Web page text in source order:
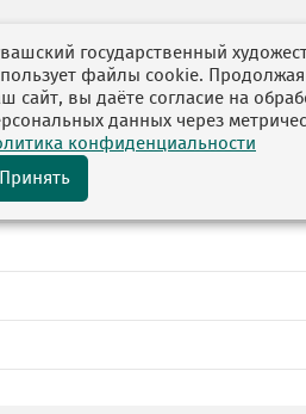
государственный
файлы cookie. Продолжая
сайт, вы даёте согласие на
данных через
конфиденциальности
Принять